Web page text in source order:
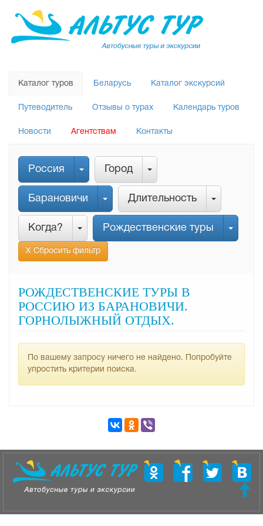
Каталог туров Беларусь Каталог экскурсий
Путеводитель Отзывы о турах Календарь туров
Новости Агентствам Контакты
Россия Город
Барановичи Длительность
Когда? Рождественские туры
Х Сбросить фильтр
РОЖДЕСТВЕНСКИЕ ТУРЫ В
РОССИЮ ИЗ БАРАНОВИЧИ.
ГОРНОЛЫЖНЫЙ ОТДЫХ.
По вашему запросу ничего не найдено. Попробуйте
упростить критерии поиска.